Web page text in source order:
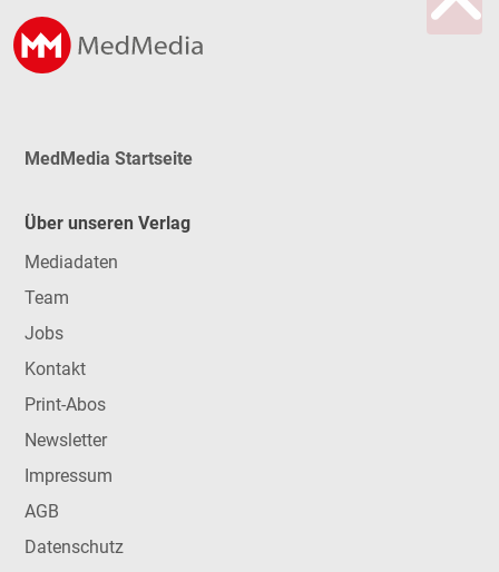
MedMedia Startseite
Über unseren Verlag
Mediadaten
Team
Jobs
Kontakt
Print-Abos
Newsletter
Impressum
AGB
Datenschutz